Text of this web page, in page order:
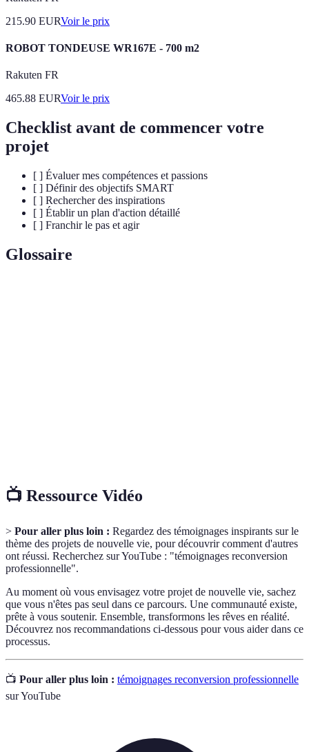
215.90 EURVoir le prix
ROBOT TONDEUSE WR167E - 700 m2
Rakuten FR
465.88 EURVoir le prix
Checklist avant de commencer votre
projet
[ ] Évaluer mes compétences et passions
[ ] Définir des objectifs SMART
[ ] Rechercher des inspirations
[ ] Établir un plan d'action détaillé
[ ] Franchir le pas et agir
Glossaire
📺 Ressource Vidéo
> Pour aller plus loin : Regardez des témoignages inspirants sur le
thème des projets de nouvelle vie, pour découvrir comment d'autres
ont réussi. Recherchez sur YouTube : "témoignages reconversion
professionnelle".
Au moment où vous envisagez votre projet de nouvelle vie, sachez
que vous n'êtes pas seul dans ce parcours. Une communauté existe,
prête à vous soutenir. Ensemble, transformons les rêves en réalité.
Découvrez nos recommandations ci-dessous pour vous aider dans ce
processus.
📺 Pour aller plus loin : témoignages reconversion professionnelle
sur YouTube